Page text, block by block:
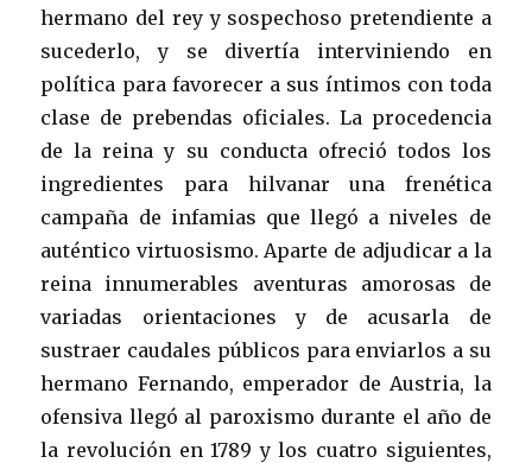
hermano del rey y sospechoso pretendiente a
sucederlo, y se divertía interviniendo en
política para favorecer a sus íntimos con toda
clase de prebendas oficiales. La procedencia
de la reina y su conducta ofreció todos los
ingredientes para hilvanar una frenética
campaña de infamias que llegó a niveles de
auténtico virtuosismo. Aparte de adjudicar a la
reina innumerables aventuras amorosas de
variadas orientaciones y de acusarla de
sustraer caudales públicos para enviarlos a su
hermano Fernando, emperador de Austria, la
ofensiva llegó al paroxismo durante el año de
la revolución en 1789 y los cuatro siguientes,